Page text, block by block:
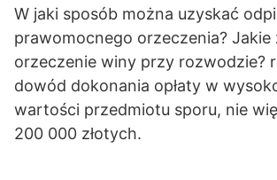
W jaki sposób można uzyskać
prawomocnego orzeczenia? Jakie
orzeczenie winy przy rozwodzie?
dowód dokonania opłaty w
wartości przedmiotu sporu, nie
200 000 złotych.